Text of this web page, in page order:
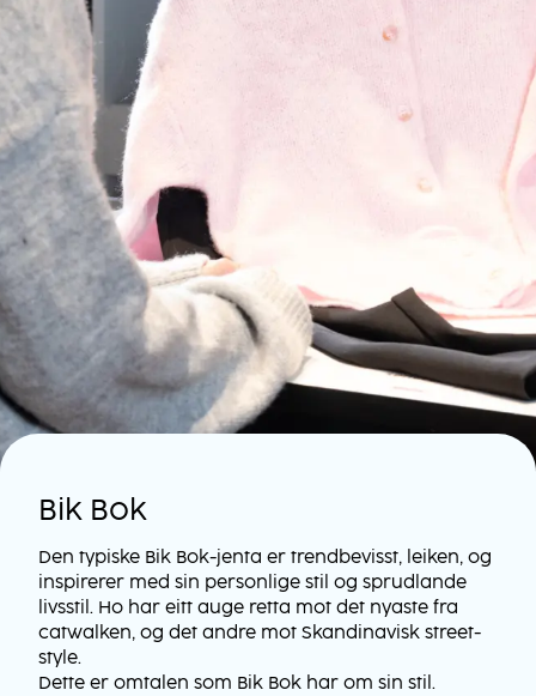
Bik Bok
Den typiske Bik Bok-jenta er trendbevisst, leiken, og
inspirerer med sin personlige stil og sprudlande
livsstil. Ho har eitt auge retta mot det nyaste fra
catwalken, og det andre mot Skandinavisk street-
style.
Dette er omtalen som Bik Bok har om sin stil.